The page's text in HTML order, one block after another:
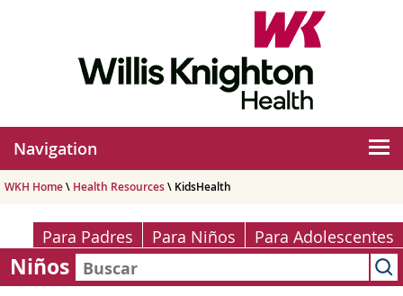
Navigation
WKH Home\ Health Resources\ KidsHealth
Para Padres Para Niños Para Adolescentes
Niños